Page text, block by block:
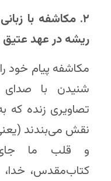
۲. مکاشفه با
ریشه در عهد عتیق
مکاشفه پیام خود
شنیدن با
تصاویری زنده که
نقش می‌بندند
و قلب ما
کتاب‌مقدس، خدا،